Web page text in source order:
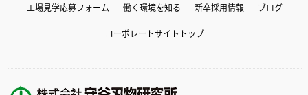
工場見学応募フォーム 働く環境を知る 新卒採用情報 ブログ
コーポレートサイトトップ